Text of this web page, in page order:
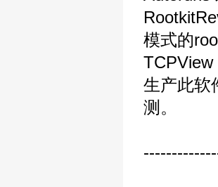
模式的
生产此软
测。